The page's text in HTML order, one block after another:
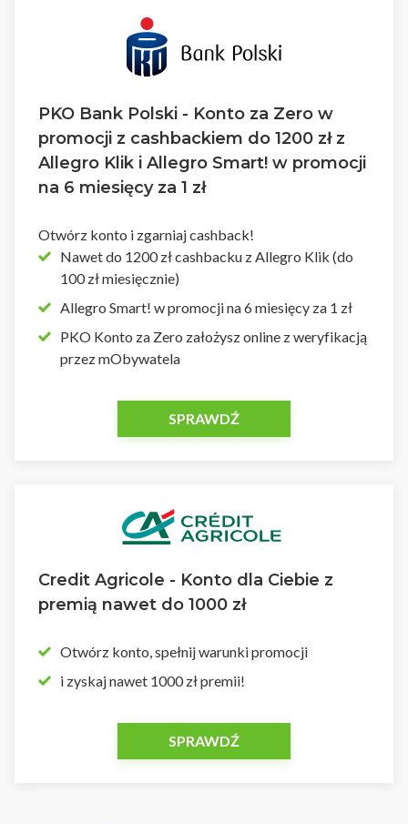
PKO Bank Polski - Konto za Zero w
promocji z cashbackiem do 1200 zł z
Allegro Klik i Allegro Smart! w promocji
na 6 miesięcy za 1 zł
Otwórz konto i zgarniaj cashback!
Nawet do 1200 zł cashbacku z Allegro Klik (do
100 zł miesięcznie)
Allegro Smart! w promocji na 6 miesięcy za 1 zł
PKO Konto za Zero założysz online z weryfikacją
przez mObywatela
SPRAWDŹ
Credit Agricole - Konto dla Ciebie z
premią nawet do 1000 zł
Otwórz konto, spełnij warunki promocji
i zyskaj nawet 1000 zł premii!
SPRAWDŹ